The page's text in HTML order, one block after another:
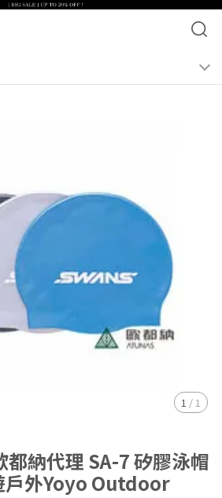
1 /1
都納代理 SA-7 矽膠泳帽
戶外Yoyo Outdoor